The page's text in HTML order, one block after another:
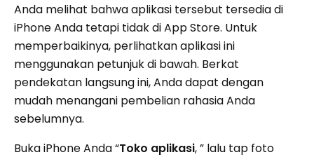
Anda melihat bahwa aplikasi tersebut tersedia di
iPhone Anda tetapi tidak di App Store. Untuk
memperbaikinya, perlihatkan aplikasi ini
menggunakan petunjuk di bawah. Berkat
pendekatan langsung ini, Anda dapat dengan
mudah menangani pembelian rahasia Anda
sebelumnya.
Buka iPhone Anda “Toko aplikasi, ” lalu tap foto